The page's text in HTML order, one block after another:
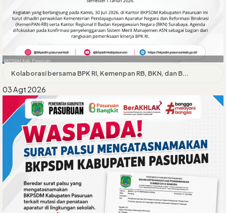
Kolaborasi bersama BPK RI, Kemenpan RB, BKN, dan B...
03 Agt 2026